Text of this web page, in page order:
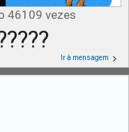
46109 vezes
Ir à mensagem